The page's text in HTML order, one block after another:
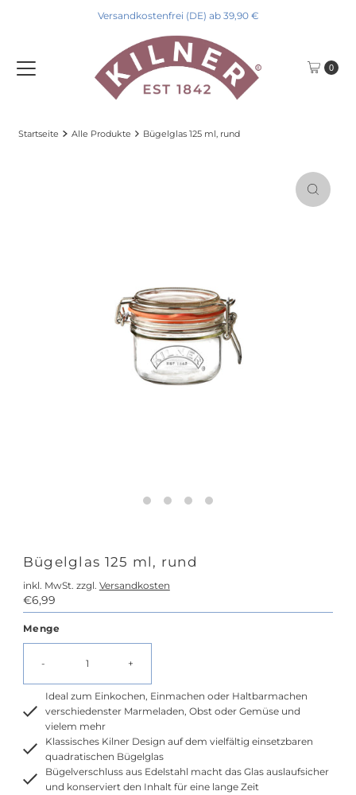
Direkt zum InhaltVersandkostenfrei (DE) ab 39,90 €
0
Startseite Alle Produkte Bügelglas 125 ml, rund
Bügelglas 125 ml, rund
inkl. MwSt. zzgl. Versandkosten
Regulärer
Preis
€6,99
Menge
- +
Ideal zum Einkochen, Einmachen oder Haltbarmachen
verschiedenster Marmeladen, Obst oder Gemüse und
vielem mehr
Klassisches Kilner Design auf dem vielfältig einsetzbaren
quadratischen Bügelglas
Bügelverschluss aus Edelstahl macht das Glas auslaufsicher
und konserviert den Inhalt für eine lange Zeit